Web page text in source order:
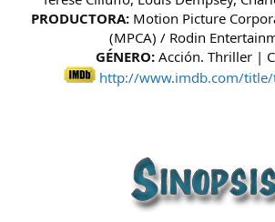
PRODUCTORA: Motion Picture
(MPCA) / Rodin
GÉNERO: Acción. Thriller |
http://www.imdb.com/